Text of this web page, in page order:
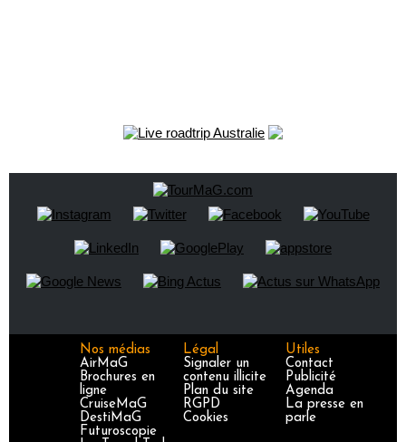
Nos médias
AirMaG
Brochures en
ligne
CruiseMaG
DestiMaG
Futuroscopie
Légal
Signaler un
contenu illicite
Plan du site
RGPD
Cookies
Utiles
Contact
Publicité
Agenda
La presse en
parle